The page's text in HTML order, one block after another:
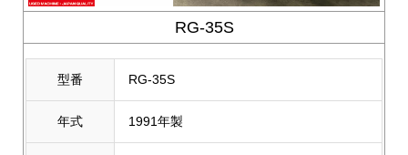
RG-35S
型番 RG-35S
年式 1991年製